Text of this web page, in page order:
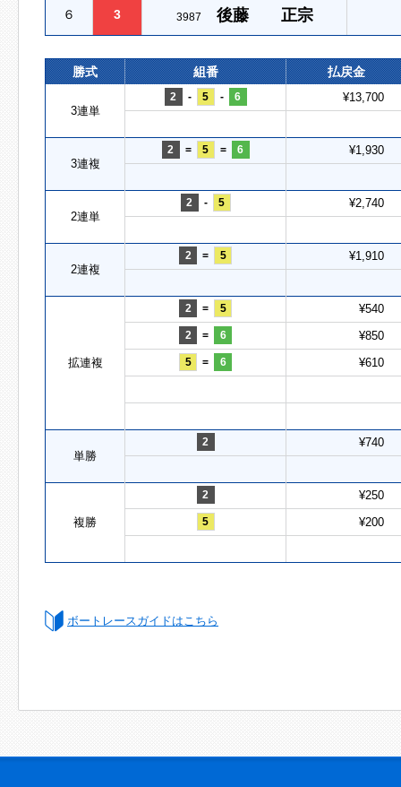
６ 3 3987 後藤 正宗
勝式 組番 払戻金
3連単
2 - 5 - 6 ¥13,700
3連複
2 = 5 = 6 ¥1,930
2連単
2 - 5 ¥2,740
2連複
2 = 5 ¥1,910
拡連複
2 = 5 ¥540
2 = 6 ¥850
5 = 6 ¥610
単勝
2 ¥740
複勝
2 ¥250
5 ¥200
ボートレースガイドはこちら